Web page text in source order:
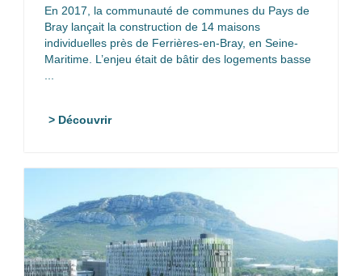
En 2017, la communauté de communes du Pays de
Bray lançait la construction de 14 maisons
individuelles près de Ferrières-en-Bray, en Seine-
Maritime. L’enjeu était de bâtir des logements basse
> Découvrir